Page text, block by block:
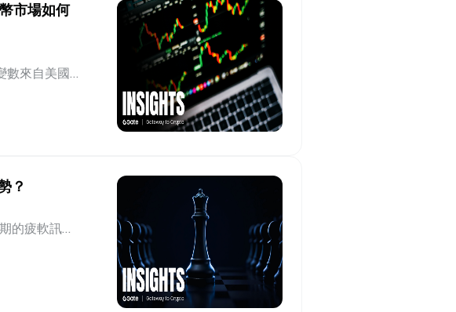
算基準，營
商業化階
度延續了
市場如何
數來自美國
美元流動性
局。 據金
參與協議的
未簡單押
24小時內上
／盎司關
？
的疲軟訊
全球風險資
小非農」數